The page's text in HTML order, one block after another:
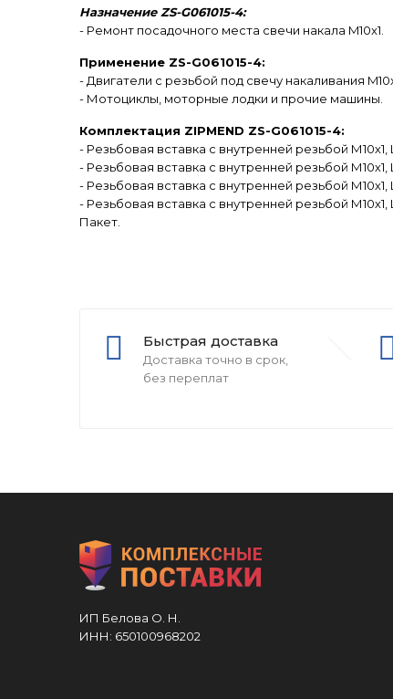
Назначение ZS-G061015-4:
- Ремонт посадочного места свечи накала M10x1.
Применение ZS-G061015-4:
- Двигатели с резьбой под свечу накаливания
- Мотоциклы, моторные лодки и прочие машины.
Комплектация ZIPMEND ZS-G061015-4:
- Резьбовая вставка с внутренней резьбой М10х1,
- Резьбовая вставка с внутренней резьбой М10х1,
- Резьбовая вставка с внутренней резьбой М10х1,
- Резьбовая вставка с внутренней резьбой М10х1,
Пакет.
Быстрая доставка
Доставка точно в срок,
без переплат
ИП Белова О. Н.
ИНН: 650100968202